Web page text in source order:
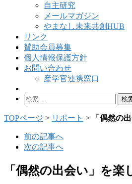
自主研究
メールマガジン
やまなし未来共創HUB
リンク
賛助会員募集
個人情報保護方針
お問い合わせ
産学官連携窓口
検
TOPページ > リポート > 「偶然の
前の記事へ
次の記事へ
「偶然の出会い」を楽